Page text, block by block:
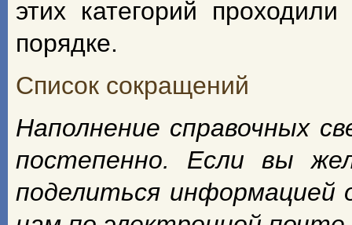
этих категорий
порядке.
Список сокращений
Наполнение справочных
постепенно. Если вы
поделиться информацией